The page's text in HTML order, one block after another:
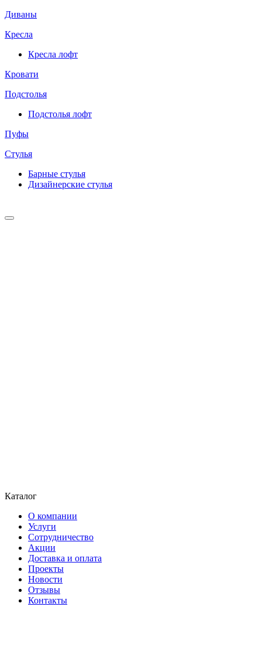
Диваны
Кресла
Кресла лофт
Кровати
Подстолья
Подстолья лофт
Пуфы
Стулья
Барные cтулья
Дизайнерские cтулья
Каталог
О компании
Услуги
Сотрудничество
Акции
Доставка и оплата
Проекты
Новости
Отзывы
Контакты